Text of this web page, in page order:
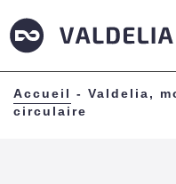
Accueil - Valdelia,
circulaire